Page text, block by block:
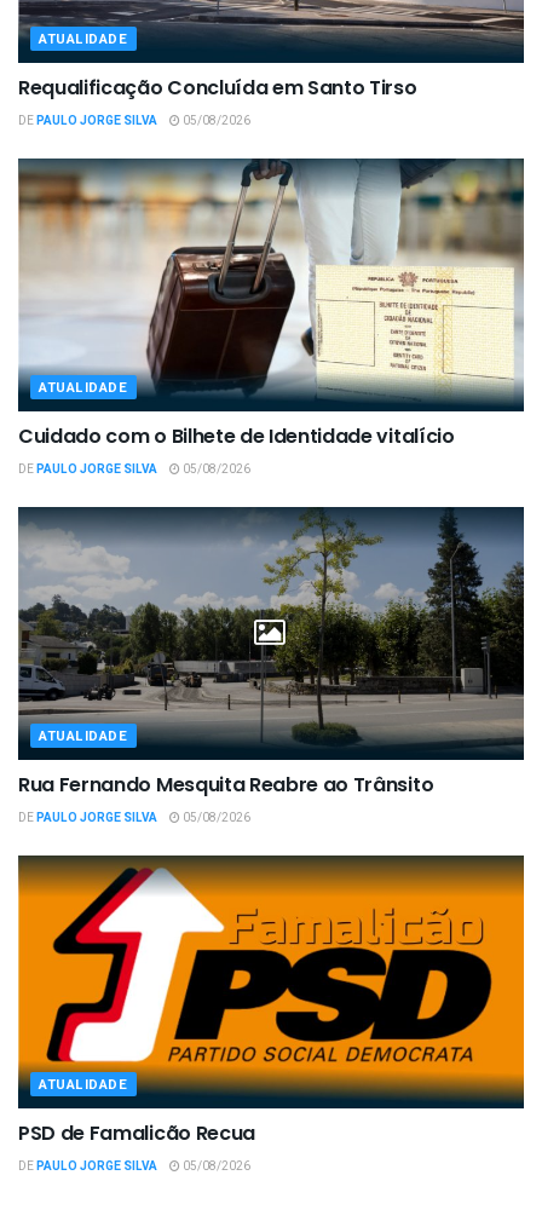
ATUALIDADE
Requalificação Concluída em Santo Tirso
DEPAULO JORGE SILVA 05/08/2026
ATUALIDADE
Cuidado com o Bilhete de Identidade vitalício
DEPAULO JORGE SILVA 05/08/2026
ATUALIDADE
Rua Fernando Mesquita Reabre ao Trânsito
DEPAULO JORGE SILVA 05/08/2026
ATUALIDADE
PSD de Famalicão Recua
DEPAULO JORGE SILVA 05/08/2026